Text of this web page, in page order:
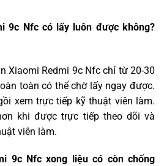
9c Nfc có lấy luôn được không?
Xiaomi Redmi 9c Nfc chỉ từ 20-30
toàn có thể chờ lấy ngay được.
xem trực tiếp kỹ thuật viên làm.
khi được trực tiếp theo dõi và
viên làm.
9c Nfc xong liệu có còn chống